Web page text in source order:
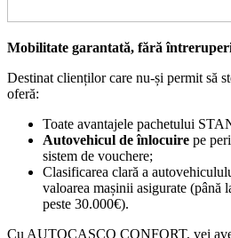
Mobilitate garantată, fără
Destinat clienților care nu-și permit să
oferă:
Toate avantajele pachetului
Autovehicul de înlocuire pe
sistem de vouchere;
Clasificarea clară a
valoarea mașinii asigurate (până
peste 30.000€).
Cu AUTOCASCO CONFORT, vei